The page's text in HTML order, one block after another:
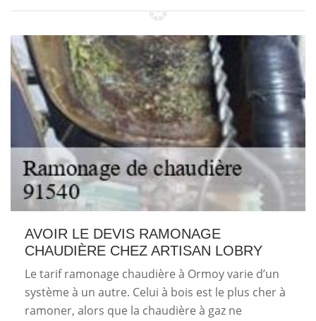
AVOIR LE DEVIS RAMONAGE
CHAUDIÈRE CHEZ ARTISAN LOBRY
Le tarif ramonage chaudière à Ormoy varie d’un
système à un autre. Celui à bois est le plus cher à
ramoner, alors que la chaudière à gaz ne